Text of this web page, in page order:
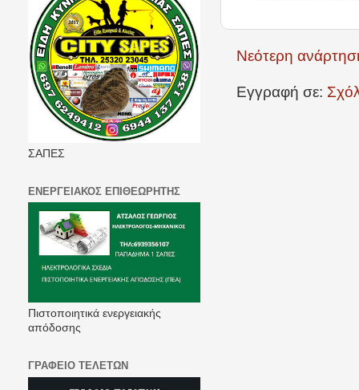
Νεότερη
Εγγραφή σε:
ΣΑΠΕΣ
ΕΝΕΡΓΕΙΑΚΟΣ ΕΠΙΘΕΩΡΗΤΗΣ
Πιστοποιητικά ενεργειακής
απόδοσης
ΓΡΑΦΕΙΟ ΤΕΛΕΤΩΝ